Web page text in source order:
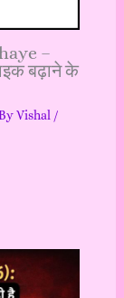
–
बढ़ाने के
Vishal /